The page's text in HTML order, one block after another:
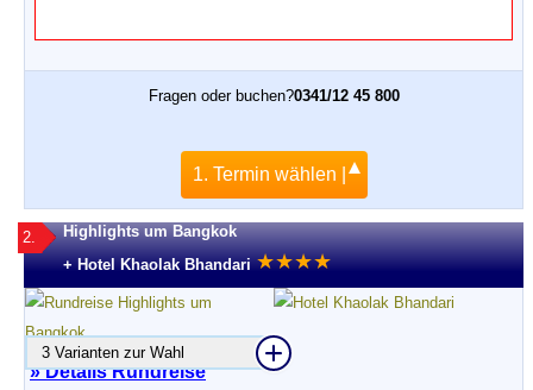
Fragen oder buchen?0341/12 45 800
1. Termin wählen |
2.
Highlights um Bangkok
+ Hotel Khaolak Bhandari ★★★★
» Details Rundreise
3 Varianten zur Wahl